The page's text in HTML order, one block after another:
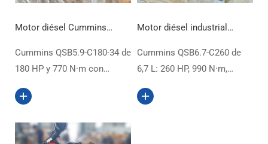
Motor diésel Cummins
Cummins QSB5.9-C180-34 de
180 HP y 770 N·m con
BOSCH y control ECM.
excavadoras de 20–25 t y
Motor diésel industrial
DCEC 260 HP
Cummins QSB6.7-C260 de
6,7 L: 260 HP, 990 N·m,
ECM. Verifique ESN/CPL